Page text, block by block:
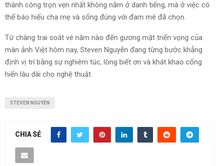
thành công trọn vẹn nhất không nằm ở danh tiếng, mà ở việc có
thể báo hiếu cha mẹ và sống đúng với đam mê đã chọn.
Từ chàng trai soát vé năm nào đến gương mặt triển vọng của
màn ảnh Việt hôm nay, Steven Nguyễn đang từng bước khẳng
định vị trí bằng sự nghiêm túc, lòng biết ơn và khát khao cống
hiến lâu dài cho nghệ thuật.
STEVEN NGUYỄN
CHIA SẺ